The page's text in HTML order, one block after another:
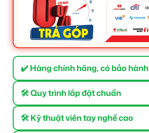
✔️ Hàng chính hãng, có bảo hành
🛠 Quy trình lắp đặt chuẩn
🛠 Kỹ thuật viên tay nghề cao